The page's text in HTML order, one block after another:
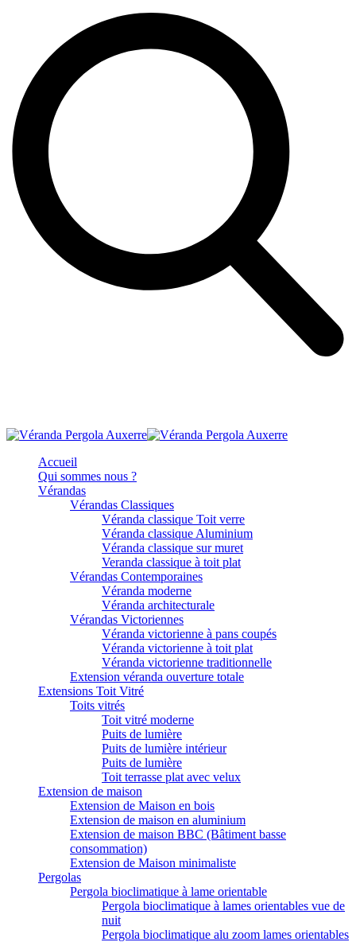
Accueil
Qui sommes nous ?
Vérandas
Vérandas Classiques
Véranda classique Toit verre
Véranda classique Aluminium
Véranda classique sur muret
Veranda classique à toit plat
Vérandas Contemporaines
Véranda moderne
Véranda architecturale
Vérandas Victoriennes
Véranda victorienne à pans coupés
Véranda victorienne à toit plat
Véranda victorienne traditionnelle
Extension véranda ouverture totale
Extensions Toit Vitré
Toits vitrés
Toit vitré moderne
Puits de lumière
Puits de lumière intérieur
Puits de lumière
Toit terrasse plat avec velux
Extension de maison
Extension de Maison en bois
Extension de maison en aluminium
Extension de maison BBC (Bâtiment basse
consommation)
Extension de Maison minimaliste
Pergolas
Pergola bioclimatique à lame orientable
Pergola bioclimatique à lames orientables vue de
nuit
Pergola bioclimatique alu zoom lames orientables